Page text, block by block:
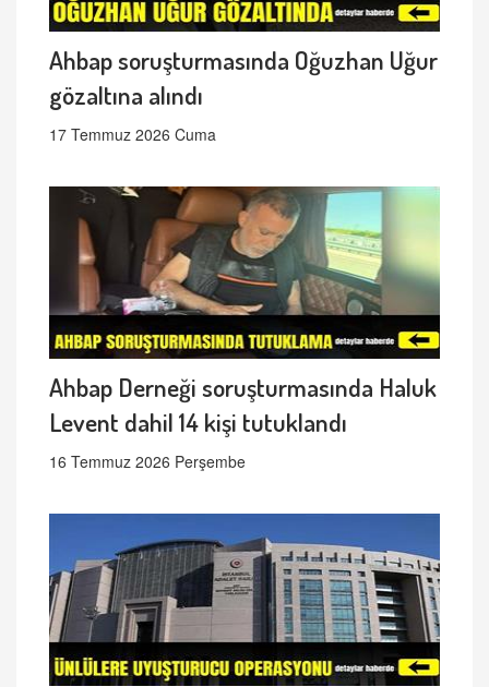
Ahbap soruşturmasında Oğuzhan Uğur
gözaltına alındı
17 Temmuz 2026 Cuma
Ahbap Derneği soruşturmasında Haluk
Levent dahil 14 kişi tutuklandı
16 Temmuz 2026 Perşembe